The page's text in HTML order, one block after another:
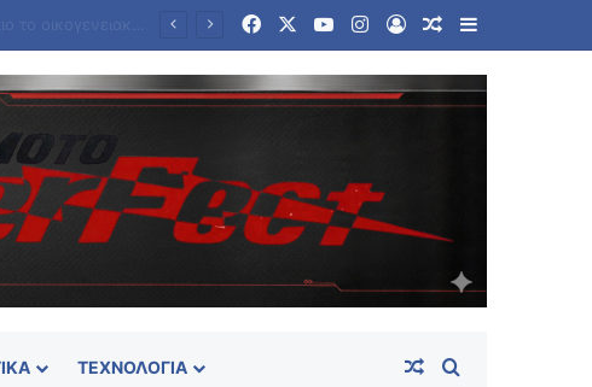
FacebookYouTubeInstagram
Log InRandom Article
Sidebar
ΤΕΧΝΟΛΟΓΊΑ Random Article